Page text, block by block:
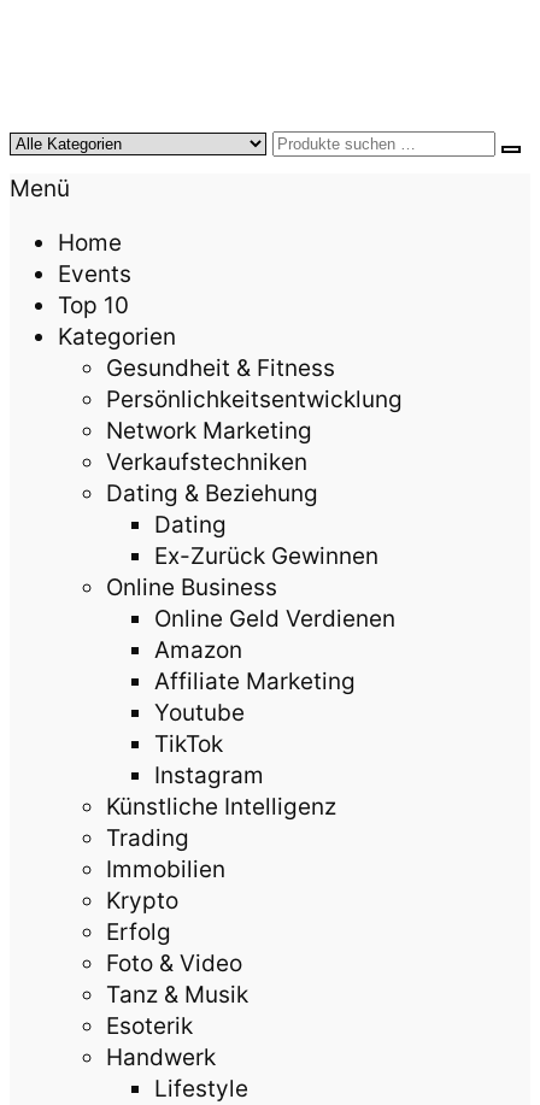
KursTipps.de
Weil Weiterbildung die beste Investition für mehr
Lebensqualität ist.
Menü
Home
Events
Top 10
Kategorien
Gesundheit & Fitness
Persönlichkeitsentwicklung
Network Marketing
Verkaufstechniken
Dating & Beziehung
Dating
Ex-Zurück Gewinnen
Online Business
Online Geld Verdienen
Amazon
Affiliate Marketing
Youtube
TikTok
Instagram
Künstliche Intelligenz
Trading
Immobilien
Krypto
Erfolg
Foto & Video
Tanz & Musik
Esoterik
Handwerk
Lifestyle